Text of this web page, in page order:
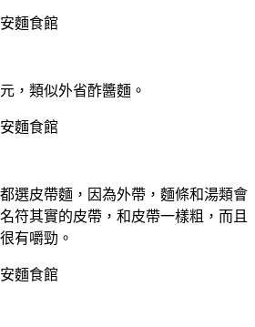
，類似外省酢醬麵。
選皮帶麵，因為外帶，麵條和湯類會
符其實的皮帶，和皮帶一樣粗，而且
有嚼勁。